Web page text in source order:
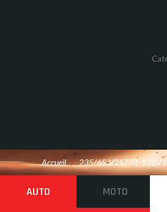
Accueil / 235/65 VR17 TL 108V
AUTO MOTO